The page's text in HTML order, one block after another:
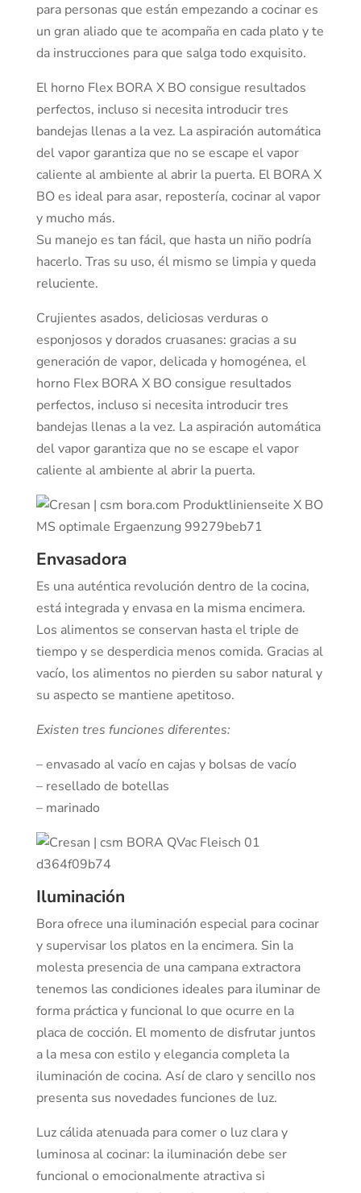
para personas que están empezando a cocinar es
un gran aliado que te acompaña en cada plato y te
da instrucciones para que salga todo exquisito.
El horno Flex BORA X BO consigue resultados
perfectos, incluso si necesita introducir tres
bandejas llenas a la vez. La aspiración automática
del vapor garantiza que no se escape el vapor
caliente al ambiente al abrir la puerta. El BORA X
BO es ideal para asar, repostería, cocinar al vapor
y mucho más.
Su manejo es tan fácil, que hasta un niño podría
hacerlo. Tras su uso, él mismo se limpia y queda
reluciente.
Crujientes asados, deliciosas verduras o
esponjosos y dorados cruasanes: gracias a su
generación de vapor, delicada y homogénea, el
horno Flex BORA X BO consigue resultados
perfectos, incluso si necesita introducir tres
bandejas llenas a la vez. La aspiración automática
del vapor garantiza que no se escape el vapor
caliente al ambiente al abrir la puerta.
Envasadora
Es una auténtica revolución dentro de la cocina,
está integrada y envasa en la misma encimera.
Los alimentos se conservan hasta el triple de
tiempo y se desperdicia menos comida. Gracias al
vacío, los alimentos no pierden su sabor natural y
su aspecto se mantiene apetitoso.
Existen tres funciones diferentes:
– envasado al vacío en cajas y bolsas de vacío
– resellado de botellas
– marinado
Iluminación
Bora ofrece una iluminación especial para cocinar
y supervisar los platos en la encimera. Sin la
molesta presencia de una campana extractora
tenemos las condiciones ideales para iluminar de
forma práctica y funcional lo que ocurre en la
placa de cocción. El momento de disfrutar juntos
a la mesa con estilo y elegancia completa la
iluminación de cocina. Así de claro y sencillo nos
presenta sus novedades funciones de luz.
Luz cálida atenuada para comer o luz clara y
luminosa al cocinar: la iluminación debe ser
funcional o emocionalmente atractiva si